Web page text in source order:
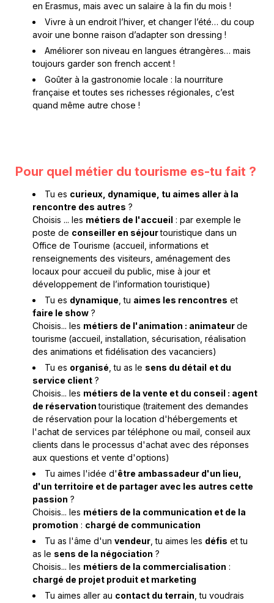
en Erasmus, mais avec un salaire à la fin du mois !
Vivre à un endroit l’hiver, et changer l’été… du coup
avoir une bonne raison d’adapter son dressing !
Améliorer son niveau en langues étrangères… mais
toujours garder son french accent !
Goûter à la gastronomie locale : la nourriture
française et toutes ses richesses régionales, c’est
quand même autre chose !
Pour quel métier du tourisme es-tu fait ?
Tu es curieux, dynamique, tu aimes aller à la
rencontre des autres ?
Choisis ... les métiers de l'accueil : par exemple le
poste de conseiller en séjourtouristique dans un
Office de Tourisme (accueil, informations et
renseignements des visiteurs, aménagement des
locaux pour accueil du public, mise à jour et
développement de l’information touristique)
Tu es dynamique , tu aimes les rencontres et
faire le show ?
Choisis... les métiers de l'animation : animateurde
tourisme (accueil, installation, sécurisation, réalisation
des animations et fidélisation des vacanciers)
Tu es organisé , tu as le sens du détail et du
service client ?
Choisis... les métiers de la vente et du conseil : agent
de réservationtouristique (traitement des demandes
de réservation pour la location d'hébergements et
l'achat de services par téléphone ou mail, conseil aux
clients dans le processus d'achat avec des réponses
aux questions et vente d'options)
Tu aimes l'idée d'être ambassadeur d'un lieu,
d'un territoire et de partager avec les autres cette
passion ?
Choisis... les métiers de la communication et de la
promotion : chargé de communication
Tu as l'âme d'un vendeur , tu aimes les défis et tu
as le sens de la négociation ?
Choisis... les métiers de la commercialisation :
chargé de projet produit et marketing
Tu aimes aller au contact du terrain , tu voudrais